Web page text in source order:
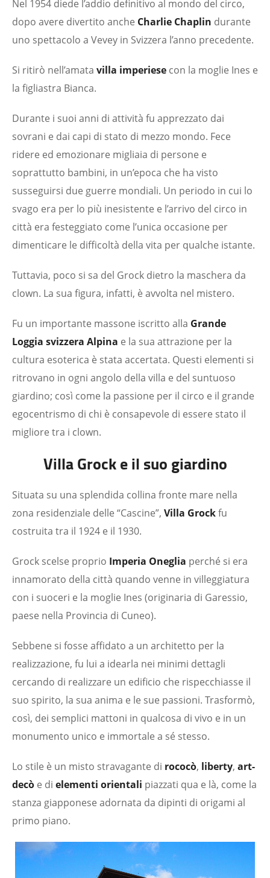
Nel 1954 diede l’addio definitivo al mondo del circo,
dopo avere divertito anche Charlie Chaplin durante
uno spettacolo a Vevey in Svizzera l’anno precedente.
Si ritirò nell’amata villa imperiese con la moglie Ines e
la figliastra Bianca.
Durante i suoi anni di attività fu apprezzato dai
sovrani e dai capi di stato di mezzo mondo. Fece
ridere ed emozionare migliaia di persone e
soprattutto bambini, in un’epoca che ha visto
susseguirsi due guerre mondiali. Un periodo in cui lo
svago era per lo più inesistente e l’arrivo del circo in
città era festeggiato come l’unica occasione per
dimenticare le difficoltà della vita per qualche istante.
Tuttavia, poco si sa del Grock dietro la maschera da
clown. La sua figura, infatti, è avvolta nel mistero.
Fu un importante massone iscritto alla Grande
Loggia svizzera Alpina e la sua attrazione per la
cultura esoterica è stata accertata. Questi elementi si
ritrovano in ogni angolo della villa e del suntuoso
giardino; così come la passione per il circo e il grande
egocentrismo di chi è consapevole di essere stato il
migliore tra i clown.
Villa Grock e il suo giardino
Situata su una splendida collina fronte mare nella
zona residenziale delle “Cascine”, Villa Grockfu
costruita tra il 1924 e il 1930.
Grock scelse proprio Imperia Oneglia perché si era
innamorato della città quando venne in villeggiatura
con i suoceri e la moglie Ines (originaria di Garessio,
paese nella Provincia di Cuneo).
Sebbene si fosse affidato a un architetto per la
realizzazione, fu lui a idearla nei minimi dettagli
cercando di realizzare un edificio che rispecchiasse il
suo spirito, la sua anima e le sue passioni. Trasformò,
così, dei semplici mattoni in qualcosa di vivo e in un
monumento unico e immortale a sé stesso.
Lo stile è un misto stravagante di rococò, liberty, art-
decò e di elementi orientali piazzati qua e là, come la
stanza giapponese adornata da dipinti di origami al
primo piano.